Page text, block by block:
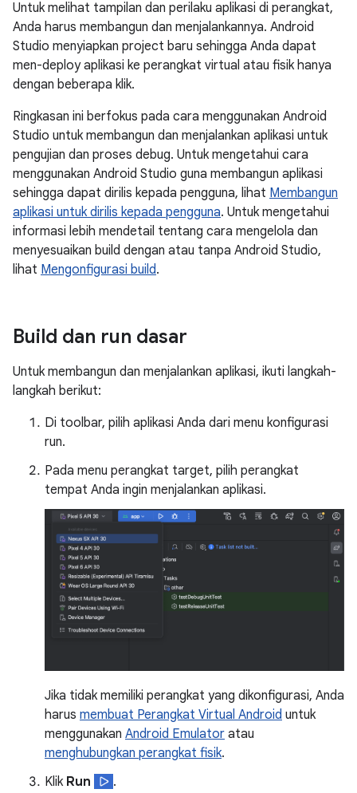
Untuk melihat tampilan dan perilaku aplikasi di perangkat,
Anda harus membangun dan menjalankannya. Android
Studio menyiapkan project baru sehingga Anda dapat
men-deploy aplikasi ke perangkat virtual atau fisik hanya
dengan beberapa klik.
Ringkasan ini berfokus pada cara menggunakan Android
Studio untuk membangun dan menjalankan aplikasi untuk
pengujian dan proses debug. Untuk mengetahui cara
menggunakan Android Studio guna membangun aplikasi
sehingga dapat dirilis kepada pengguna, lihat Membangun
aplikasi untuk dirilis kepada pengguna. Untuk mengetahui
informasi lebih mendetail tentang cara mengelola dan
menyesuaikan build dengan atau tanpa Android Studio,
lihat Mengonfigurasi build.
Build dan run dasar
Untuk membangun dan menjalankan aplikasi, ikuti langkah-
langkah berikut:
Di toolbar, pilih aplikasi Anda dari menu konfigurasi
run.
Pada menu perangkat target, pilih perangkat
tempat Anda ingin menjalankan aplikasi.
Jika tidak memiliki perangkat yang dikonfigurasi, Anda
harus membuat Perangkat Virtual Android untuk
menggunakan Android Emulator atau
menghubungkan perangkat fisik.
Klik Run
.